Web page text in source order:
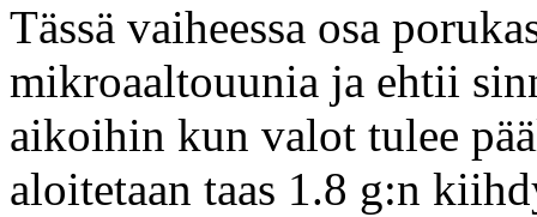
Tässä vaiheessa osa
mikroaaltouunia ja ehtii
aikoihin kun valot tulee
aloitetaan taas 1.8 g:n